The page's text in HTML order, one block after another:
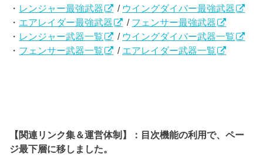
・ レンジャー最強武器 / ウイングダイバー最強武器
・ エアレイダー最強武器 / フェンサー最強武器
・ レンジャー武器一覧 / ウイングダイバー武器一覧
・ フェンサー武器一覧 / エアレイダー武器一覧
【関連リンク集＆運営体制】：目次機能の利用で、ペー
ジ最下層に移しました。